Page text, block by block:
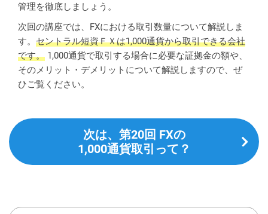
管理を徹底しましょう。
次回の講座では、FXにおける取引数量について解説しま
す。 セントラル短資ＦＸは1,000通貨から取引できる会社
です。 1,000通貨で取引する場合に必要な証拠金の額や、
そのメリット・デメリットについて解説しますので、ぜ
ひご覧ください。
次は、第20回 FXの
1,000通貨取引って？